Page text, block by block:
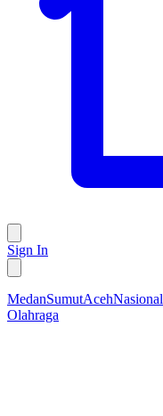
Sign In
MedanSumutAcehNasional
Olahraga